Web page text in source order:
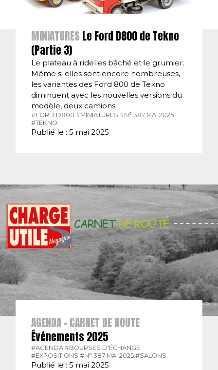
MINIATURES Le Ford D800 de Tekno
(Partie 3)
Le plateau à ridelles bâché et le grumier.
Même si elles sont encore nombreuses,
les variantes des Ford 800 de Tekno
diminuent avec les nouvelles versions du
modèle, deux camions…
#FORD D800.#MINIATURES.#N° 387 MAI 2025.
#TEKNO.
Publié le : 5 mai 2025
AGENDA - CARNET DE ROUTE
Événements 2025
#AGENDA. #BOURSES D'ÉCHANGE.
#EXPOSITIONS. #N° 387 MAI 2025. #SALONS.
Publié le : 5 mai 2025